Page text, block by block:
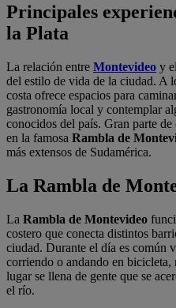
Principales
la Plata
La relación entre Montevideo y el
del estilo de vida de la ciudad. A
costa ofrece espacios para
gastronomía local y contemplar
conocidos del país. Gran parte de
en la famosa Rambla de
más extensos de Sudamérica.
La Rambla de
La Rambla de Montevideo
costero que conecta distintos
ciudad. Durante el día es común
corriendo o andando en
lugar se llena de gente que se
el río.